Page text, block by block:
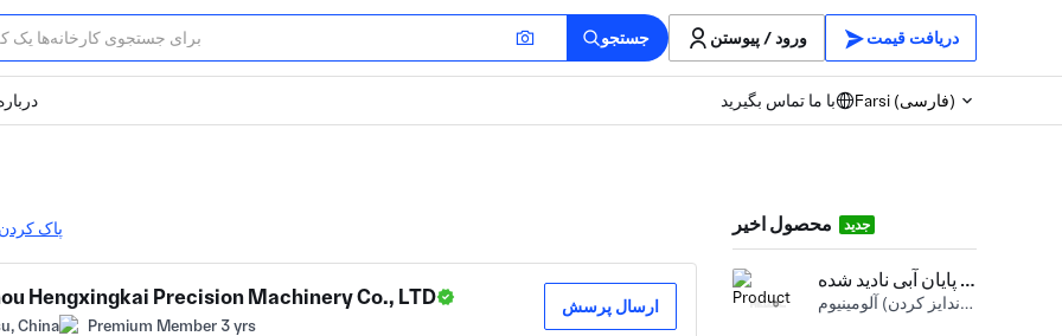
جستجو ورود / پیوستن دریافت قیمت
با ما تماس بگیرید Farsi (فارسی)
پاک کردن
Hengxingkai Precision Machinery Co., LTD
China Premium Member 3 yrs
ارسال پرسش
محصول اخیر جدید
قسمت های آلومینیوم با پایان آبی نادید شده
تکمیل سطح (آندایز کردن) آلومینیوم